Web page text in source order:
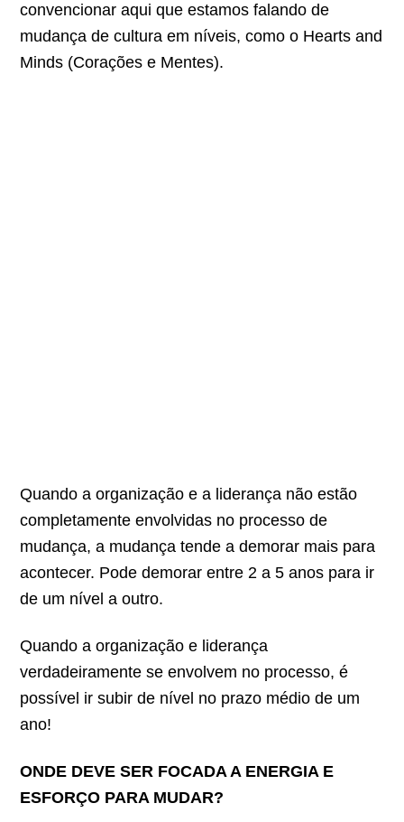
convencionar aqui que estamos falando de
mudança de cultura em níveis, como o Hearts and
Minds (Corações e Mentes).
Quando a organização e a liderança não estão
completamente envolvidas no processo de
mudança, a mudança tende a demorar mais para
acontecer. Pode demorar entre 2 a 5 anos para ir
de um nível a outro.
Quando a organização e liderança
verdadeiramente se envolvem no processo, é
possível ir subir de nível no prazo médio de um
ano!
ONDE DEVE SER FOCADA A ENERGIA E
ESFORÇO PARA MUDAR?